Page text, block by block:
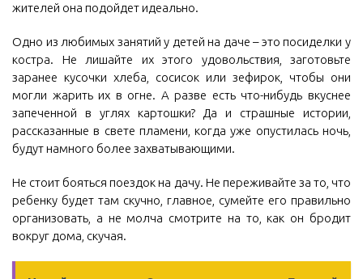
жителей она подойдет идеально.
Одно из любимых занятий у детей на даче – это посиделки у
костра. Не лишайте их этого удовольствия, заготовьте
заранее кусочки хлеба, сосисок или зефирок, чтобы они
могли жарить их в огне. А разве есть что-нибудь вкуснее
запеченной в углях картошки? Да и страшные истории,
рассказанные в свете пламени, когда уже опустилась ночь,
будут намного более захватывающими.
Не стоит бояться поездок на дачу. Не переживайте за то, что
ребенку будет там скучно, главное, сумейте его правильно
организовать, а не молча смотрите на то, как он бродит
вокруг дома, скучая.